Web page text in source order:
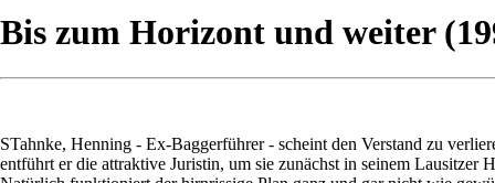
Bis zum Horizont und weiter
STahnke, Henning - Ex-Baggerführer - scheint den Verstand zu
entführt er die attraktive Juristin, um sie zunächst in seinem